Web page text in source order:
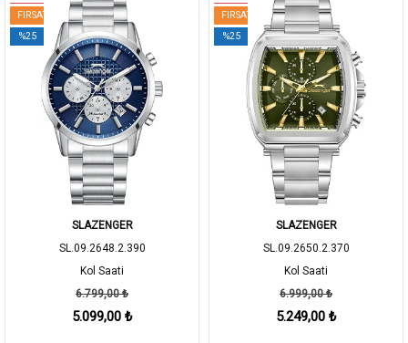
FIRSAT
%25
SLAZENGER
SL.09.2648.2.390
Kol Saati
6.799,00 ₺
5.099,00 ₺
FIRSAT
%25
SLAZENGER
SL.09.2650.2.370
Kol Saati
6.999,00 ₺
5.249,00 ₺